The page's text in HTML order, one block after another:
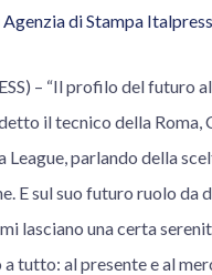
Agenzia di Stampa Italpress
– “Il profilo del futuro
detto il tecnico della
League, parlando della
E sul suo futuro ruolo
lasciano una certa
a tutto: al presente e al